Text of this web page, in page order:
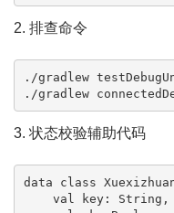
2. 排查命令
./gradlew
./gradlew
3. 状态校验辅助代码
data class